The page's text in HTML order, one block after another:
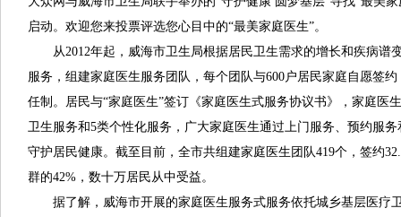
启动。欢迎您来投票评选您心目中的“最美家庭医生”。
从2012年起，威海市卫生局根据居民卫生需求的增长和疾病谱
服务，组建家庭医生服务团队，每个团队与600户居民家庭自愿签
任制。居民与“家庭医生”签订《家庭医生式服务协议书》，家庭医
卫生服务和5类个性化服务，广大家庭医生通过上门服务、预约服
守护居民健康。截至目前，全市共组建家庭医生团队419个，签约
群的42%，数十万居民从中受益。
据了解，威海市开展的家庭医生服务式服务依托城乡基层医疗